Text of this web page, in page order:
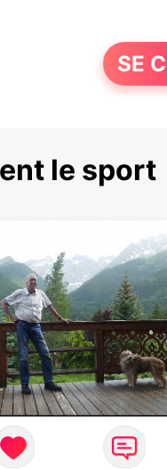
SE
le sport